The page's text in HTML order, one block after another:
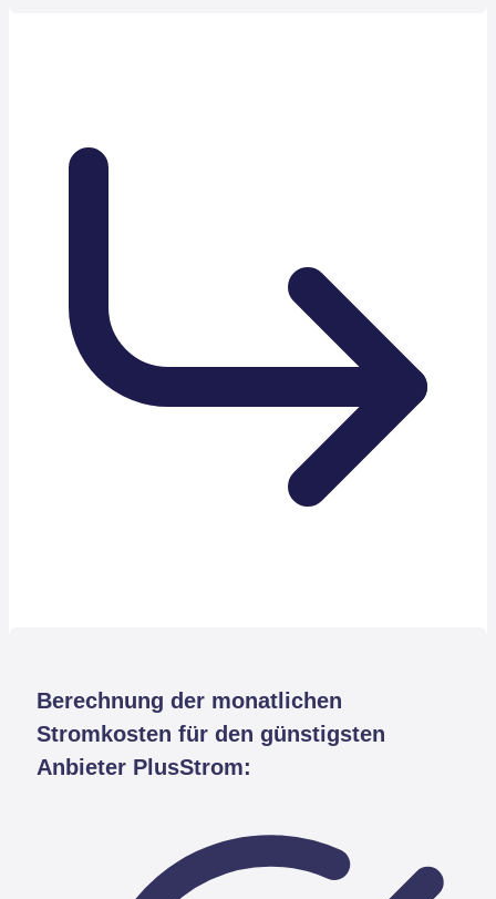
Berechnung der monatlichen
Stromkosten für den günstigsten
Anbieter PlusStrom: